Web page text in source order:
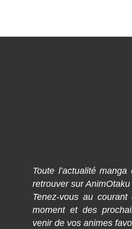
Toute l’actualité
retrouver sur AnimOtaku
Tenez-vous au
moment et des
venir de vos animes